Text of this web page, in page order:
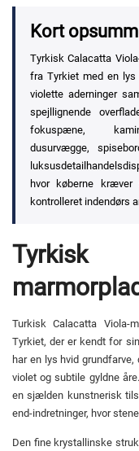
Kort
Tyrkisk Calacatta
fra Tyrkiet med en lys
violette aderninger
spejllignende
fokuspæne,
dusurvægge,
hvor køberne
kontrolleret indendørs
Tyrkisk
Turkisk Calacatta Viola-
Tyrkiet, der er kendt for
har en lys hvid
violet og subtile gyldne
en sjælden kunstnerisk
end-indretninger, hvor
Den fine krystallinske